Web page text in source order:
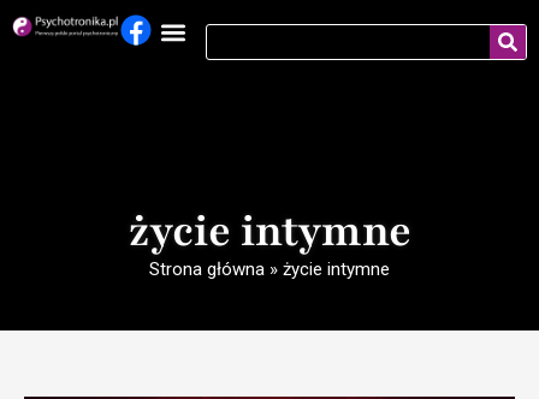
życie intymne
Strona główna » życie intymne